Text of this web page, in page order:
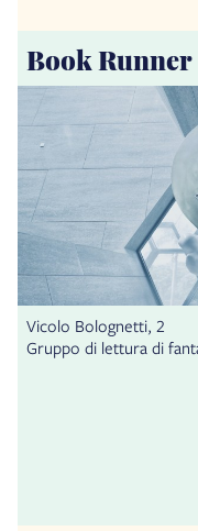
Book Runner
Vicolo Bolognetti, 2
Gruppo di lettura di